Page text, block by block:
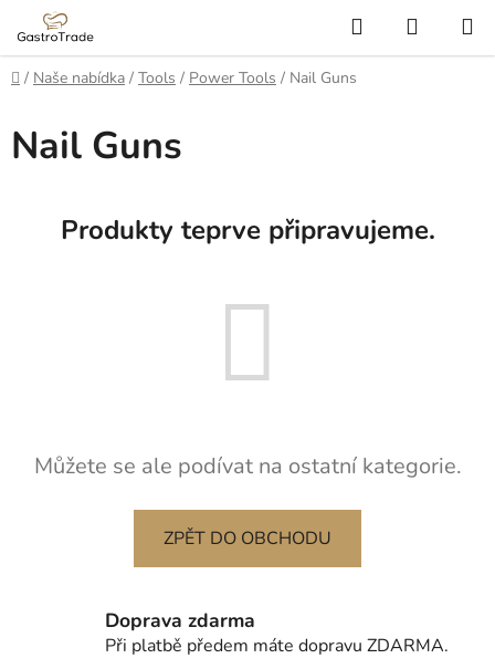
obsah
Hledat
KOŠÍK
Domů
/ Naše nabídka / Tools / Power Tools / Nail Guns
Nail Guns
Produkty teprve připravujeme.
Můžete se ale podívat na ostatní kategorie.
ZPĚT DO OBCHODU
Doprava zdarma
Při platbě předem máte dopravu ZDARMA.